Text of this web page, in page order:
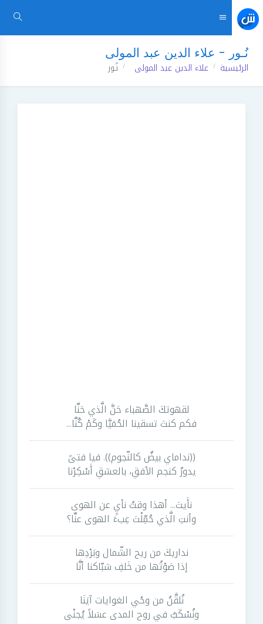
نُـور - علاء الدين عبد المولى
الرئيسية علاء الدين عبد المولى نُـور
لقهوتكَ الصَّهباء حَنَّ الَّذي حَنَّا
فكم كنتَ تسقينا الحُمَيَّا وكَمْ كُنَّا...
((نداماي بيضٌ كالنّجوم)). فيا فتىً
يدورُ كنجم الأفقِ، بالعشقِ أَسْكِرْنا
نأَيتَ... أهذا وقتُ نأيٍ عن الهوى
وأنتِ الَّذي حُمِّلْتَ عِبءَ الهوى عنَّا؟
نداريكَ من ريح الشّمال وبَرْدِها
إذا صَوْتُها من خَلفِ شبّاكنا أنَّا
نُلقَّنُ من وحْي الغوايات آيَنَا
ونُسْكَبُ في روح المدى عسَلاً يُجنْى